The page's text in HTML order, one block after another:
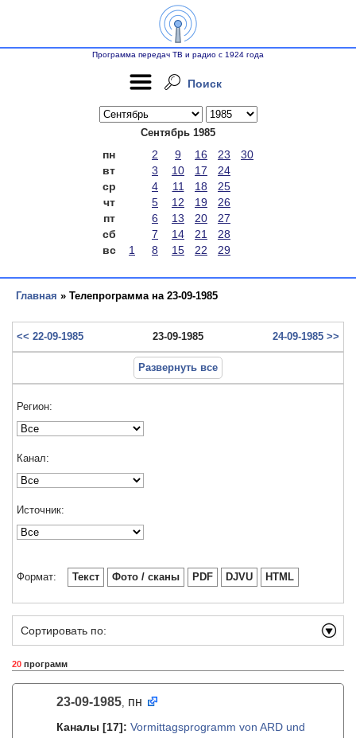
Программа передач ТВ и радио с 1924 года
Поиск
Сентябрь 1985
пн 2 9 16 23
30
вт
3 10 17
24
ср
4 11 18
25
чт
5 12 19
26
пт
6 13 20
27
сб
7 14 21
28
вс
1 8 15 22 29
Главная » Телепрограмма на 23-09-1985
<< 22-09-1985 23-09-1985 24-09-1985 >>
Развернуть все
Регион:
Канал:
Источник:
Формат: Текст Фото / сканы PDF DJVU HTML
Сортировать по:
20 программ
23-09-1985, пн
Каналы [17]: Vormittagsprogramm von ARD und